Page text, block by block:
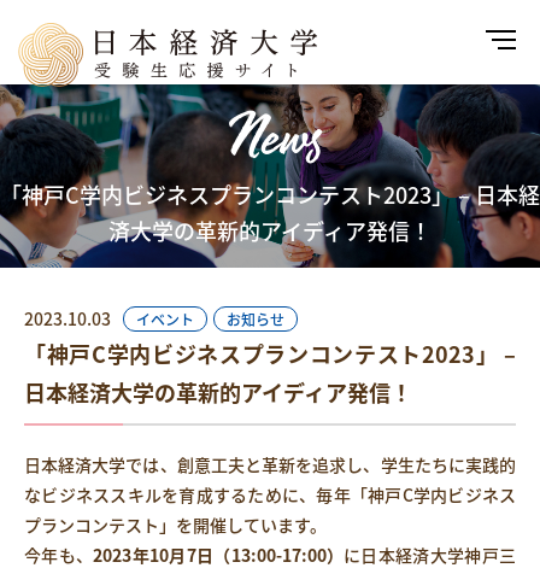
News
「神戸C学内ビジネスプランコンテスト2023」 – 日本経
済大学の革新的アイディア発信！
2023.10.03 イベント お知らせ
「神戸C学内ビジネスプランコンテスト2023」 –
日本経済大学の革新的アイディア発信！
日本経済大学では、創意工夫と革新を追求し、学生たちに実践的
なビジネススキルを育成するために、毎年「神戸C学内ビジネス
プランコンテスト」を開催しています。
今年も、2023年10月7日（13:00-17:00） に日本経済大学神戸三